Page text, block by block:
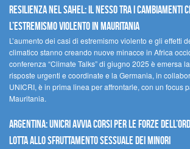
Resilienza nel Sahel: il nesso tra i cambiamenti
l’estremismo violento in Mauritania
L’aumento dei casi di estremismo violento e gli effetti
climatico stanno creando nuove minacce in Africa
conferenza “Climate Talks” di giugno 2025 è emersa
risposte urgenti e coordinate e la Germania, in
UNICRI, è in prima linea per affrontarle, con un focus
Mauritania.
Argentina: UNICRI avvia corsi per le forze
lotta allo sfruttamento sessuale dei minori